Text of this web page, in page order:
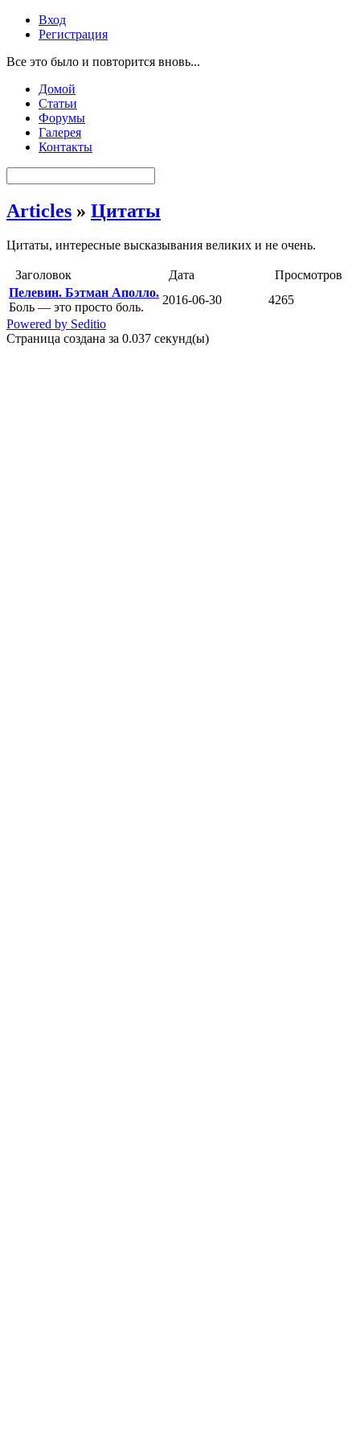
Вход
Регистрация
Все это было и повторится вновь...
Домой
Статьи
Форумы
Галерея
Контакты
Articles » Цитаты
Цитаты, интересные высказывания великих и не очень.
Заголовок Дата
Просмотров
Пелевин. Бэтман Аполло.
Боль — это просто боль.
2016-06-30
4265
Powered by Seditio
Страница создана за 0.037 секунд(ы)